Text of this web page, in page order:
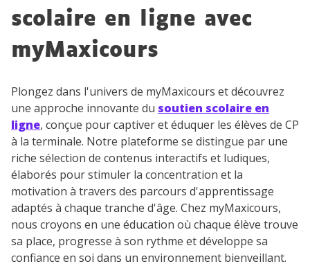
scolaire en ligne avec
myMaxicours
Plongez dans l'univers de myMaxicours et découvrez
une approche innovante du soutien scolaire en
ligne, conçue pour captiver et éduquer les élèves de CP
à la terminale. Notre plateforme se distingue par une
riche sélection de contenus interactifs et ludiques,
élaborés pour stimuler la concentration et la
motivation à travers des parcours d'apprentissage
adaptés à chaque tranche d'âge. Chez myMaxicours,
nous croyons en une éducation où chaque élève trouve
sa place, progresse à son rythme et développe sa
confiance en soi dans un environnement bienveillant.